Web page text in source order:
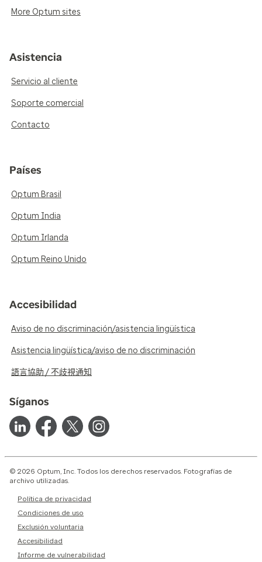
More Optum sites
Asistencia
Servicio al cliente
Soporte comercial
Contacto
Países
Optum Brasil
Optum India
Optum Irlanda
Optum Reino Unido
Accesibilidad
Aviso de no discriminación/asistencia lingüística
Asistencia lingüística/aviso de no discriminación
語言協助 / 不歧視通知
Síganos
© 2026 Optum, Inc. Todos los derechos reservados. Fotografías de
archivo utilizadas.
Política de privacidad
Condiciones de uso
Exclusión voluntaria
Accesibilidad
Informe de vulnerabilidad